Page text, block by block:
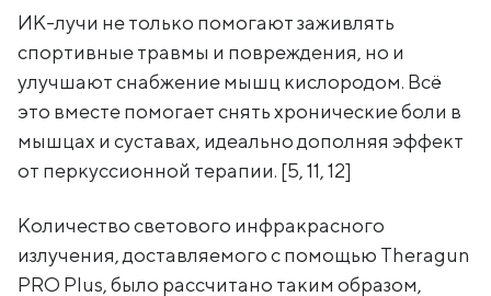
ИК-лучи не только помогают заживлять
спортивные травмы и повреждения, но и
улучшают снабжение мышц кислородом. Всё
это вместе помогает снять хронические боли в
мышцах и суставах, идеально дополняя эффект
от перкуссионной терапии. [5, 11, 12]
Количество светового инфракрасного
излучения, доставляемого с помощью Theragun
PRO Plus, было рассчитано таким образом,